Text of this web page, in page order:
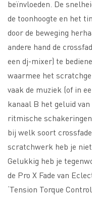
beïnvloeden. De
de toonhoogte en het
door de beweging
andere hand de
een dj-mixer) te
waarmee het
vaak de muziek (of in
kanaal B het geluid
ritmische
bij welk soort
scratchwerk heb je
Gelukkig heb je
de Pro X Fade van
‘Tension Torque